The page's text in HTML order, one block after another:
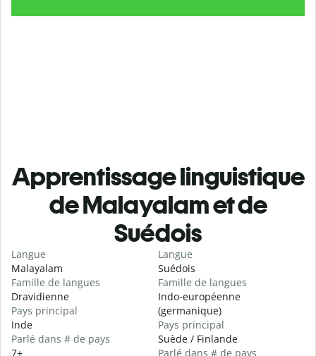
Apprentissage linguistique
de Malayalam et de
Suédois
Langue
Malayalam
Famille de langues
Dravidienne
Pays principal
Inde
Parlé dans # de pays
7+
Langue
Suédois
Famille de langues
Indo-européenne
(germanique)
Pays principal
Suède / Finlande
Parlé dans # de pays